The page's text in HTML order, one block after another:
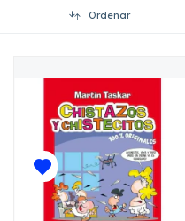
Ordenar